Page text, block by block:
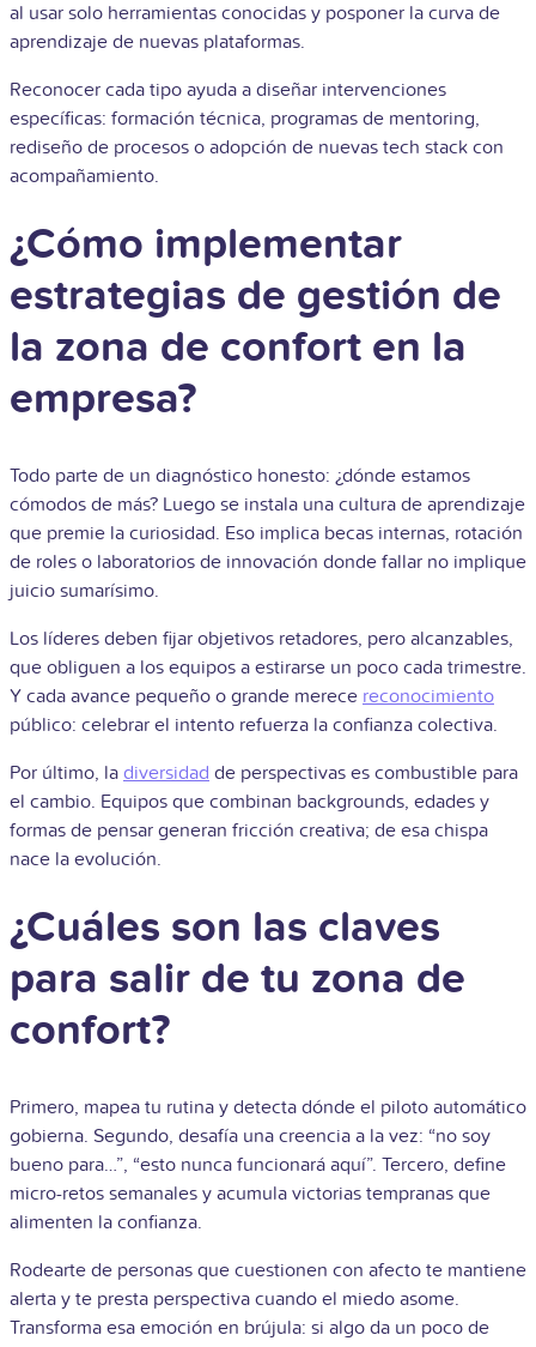
al usar solo herramientas conocidas y posponer la curva de
aprendizaje de nuevas plataformas.
Reconocer cada tipo ayuda a diseñar intervenciones
específicas: formación técnica, programas de mentoring,
rediseño de procesos o adopción de nuevas tech stack con
acompañamiento.
¿Cómo implementar
estrategias de gestión de
la zona de confort en la
empresa?
Todo parte de un diagnóstico honesto: ¿dónde estamos
cómodos de más? Luego se instala una cultura de aprendizaje
que premie la curiosidad. Eso implica becas internas, rotación
de roles o laboratorios de innovación donde fallar no implique
juicio sumarísimo.
Los líderes deben fijar objetivos retadores, pero alcanzables,
que obliguen a los equipos a estirarse un poco cada trimestre.
Y cada avance pequeño o grande merece reconocimiento
público: celebrar el intento refuerza la confianza colectiva.
Por último, la diversidad de perspectivas es combustible para
el cambio. Equipos que combinan backgrounds, edades y
formas de pensar generan fricción creativa; de esa chispa
nace la evolución.
¿Cuáles son las claves
para salir de tu zona de
confort?
Primero, mapea tu rutina y detecta dónde el piloto automático
gobierna. Segundo, desafía una creencia a la vez: “no soy
bueno para…”, “esto nunca funcionará aquí”. Tercero, define
micro-retos semanales y acumula victorias tempranas que
alimenten la confianza.
Rodearte de personas que cuestionen con afecto te mantiene
alerta y te presta perspectiva cuando el miedo asome.
Transforma esa emoción en brújula: si algo da un poco de